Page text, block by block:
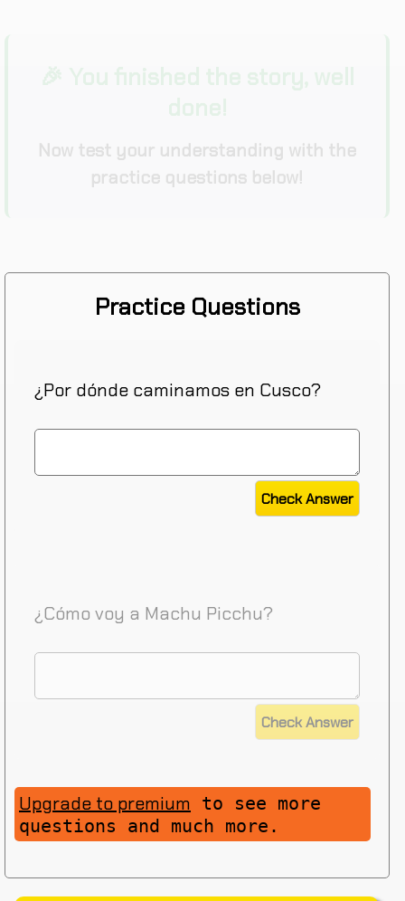
Now test your understanding with the
practice questions below!
Practice Questions
¿Por dónde caminamos en Cusco?
¿Cómo voy a Machu Picchu?
Upgrade to premium to see more
questions and much more.